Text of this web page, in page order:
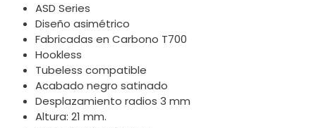
ASD Series
Diseño asimétrico
Fabricadas en Carbono T700
Hookless
Tubeless compatible
Acabado negro satinado
Desplazamiento radios 3 mm
Altura: 21 mm.